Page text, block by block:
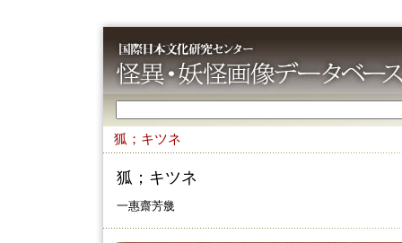
狐；キツネ
狐；キツネ
一惠齋芳㡬